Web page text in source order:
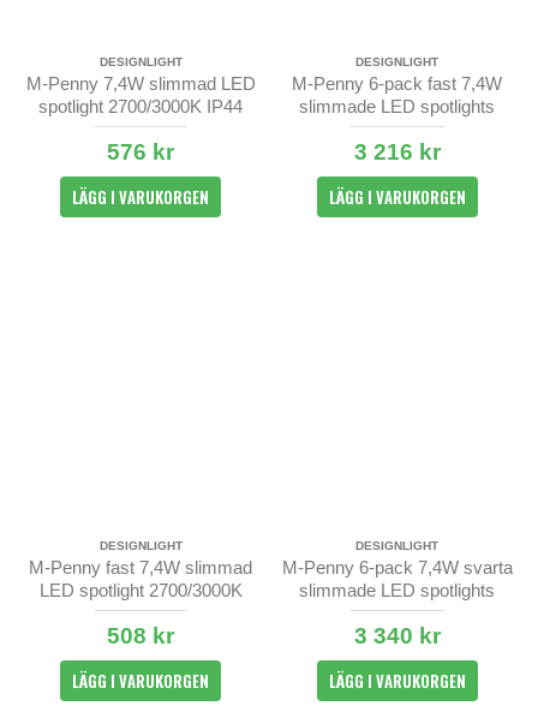
DESIGNLIGHT
M-Penny 7,4W slimmad LED
spotlight 2700/3000K IP44
576 kr
LÄGG I VARUKORGEN
DESIGNLIGHT
M-Penny 6-pack fast 7,4W
slimmade LED spotlights
2700/3000K IP44
3 216 kr
LÄGG I VARUKORGEN
DESIGNLIGHT
M-Penny fast 7,4W slimmad
LED spotlight 2700/3000K
IP44
508 kr
LÄGG I VARUKORGEN
DESIGNLIGHT
M-Penny 6-pack 7,4W svarta
slimmade LED spotlights
3000K IP44
3 340 kr
LÄGG I VARUKORGEN